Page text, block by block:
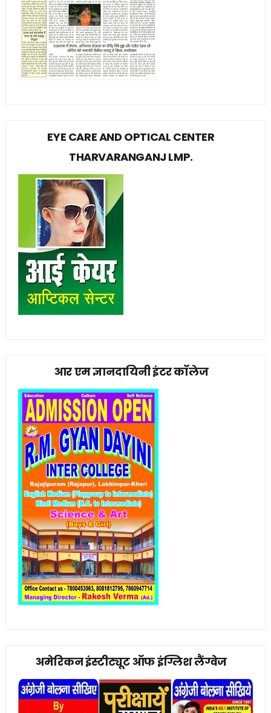
EYE CARE AND OPTICAL CENTER
THARVARANGANJ LMP.
आर एम ज्ञानदायिनी इंटर कॉलेज
अमेरिकन इंस्टीट्यूट ऑफ इंग्लिश लैंग्वेज